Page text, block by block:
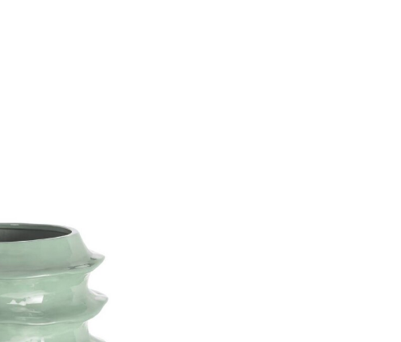
Añadir
a la
lista
de
deseos